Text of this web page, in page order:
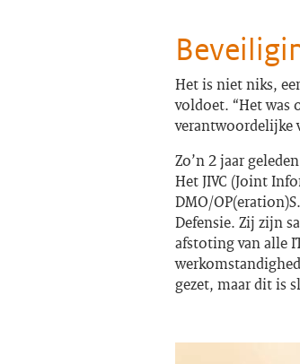
Het is niet niks,
voldoet. “Het was
verantwoordelijke
Zo’n 2 jaar
Het JIVC (Joint
DMO/
Defensie. Zij zijn
afstoting van alle
gezet, maar dit is